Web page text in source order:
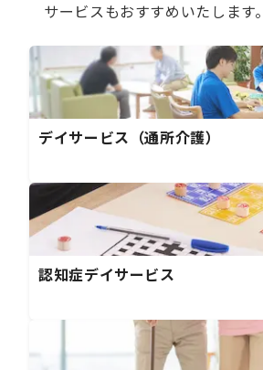
サービスもおすすめいたします。
デイサービス（通所介護）
認知症デイサービス